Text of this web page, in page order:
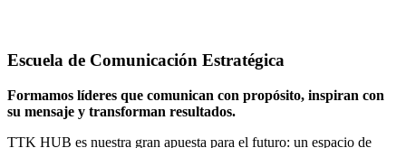
Escuela de Comunicación Estratégica
Formamos líderes que comunican con propósito, inspiran con
su mensaje y transforman resultados.
TTK HUB es nuestra gran apuesta para el futuro: un espacio de